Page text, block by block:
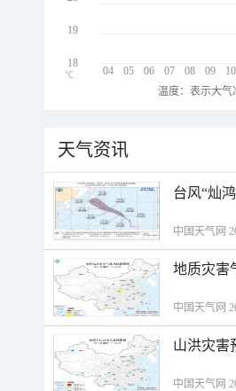
04 05 06 07 08 09 10
19
18
℃
温度：表示大气
天气资讯
台风“灿
中国天气网
地质灾害
中国天气网
山洪灾害
中国天气网